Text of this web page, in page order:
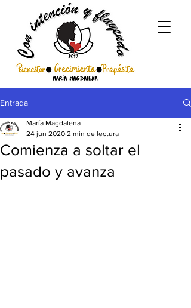
Entrada
Comienza a soltar el
pasado y avanza
María Magdalena
24 jun 2020 2 min de lectura